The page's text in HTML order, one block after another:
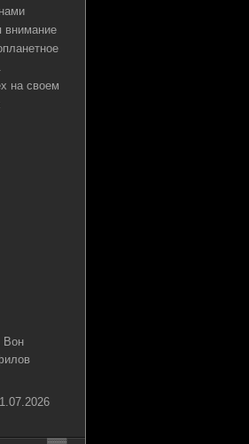
внимание
на своем
Вон